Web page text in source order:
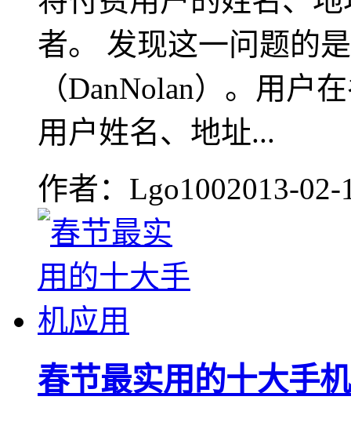
者。 发现这一问题的
（DanNolan）。用户
用户姓名、地址...
作者：Lgo1002013-02-
春节最实用的十大手